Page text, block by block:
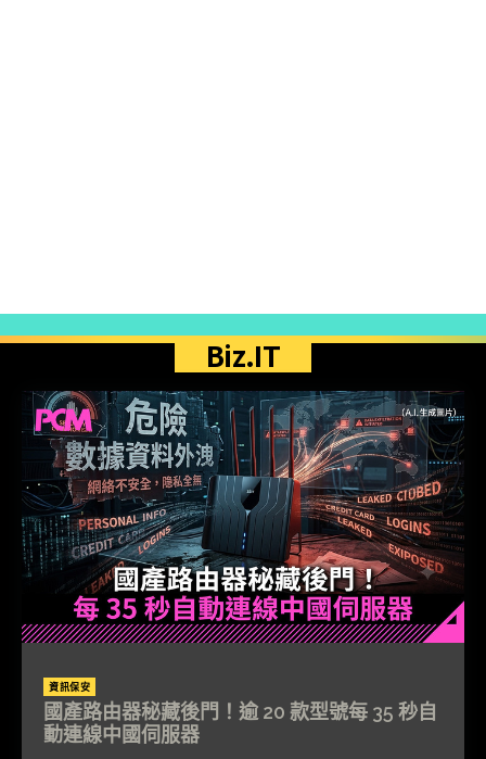
Biz.IT
資訊保安
國產路由器秘藏後門！逾 20 款型號每 35 秒自
動連線中國伺服器